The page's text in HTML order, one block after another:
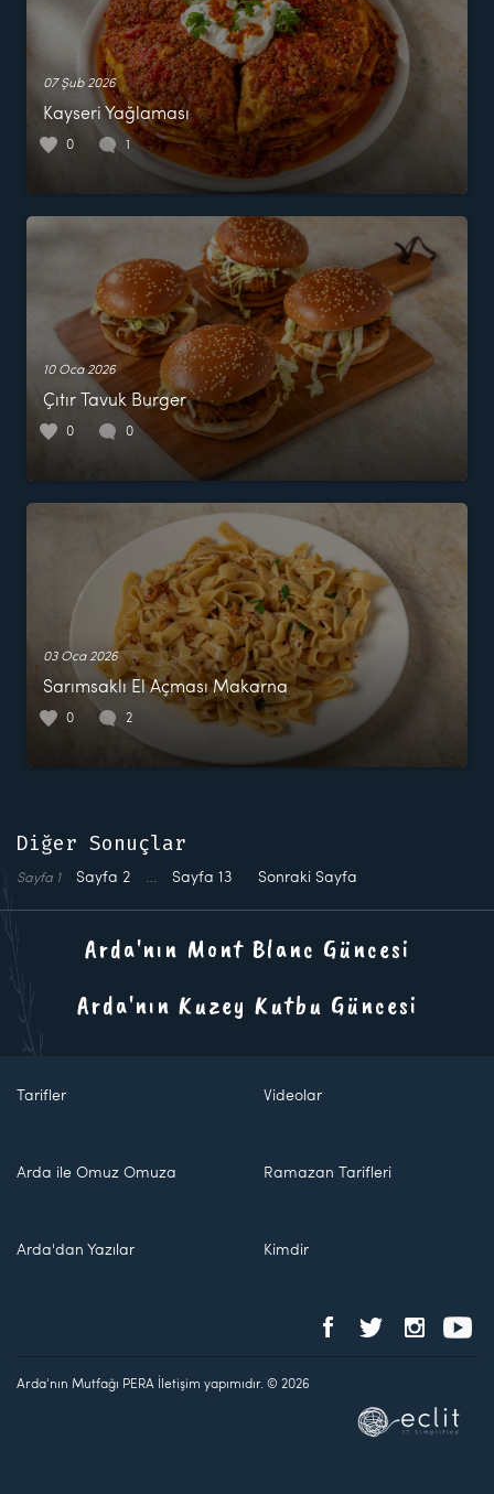
07 Şub 2026
Kayseri Yağlaması
0 1
10 Oca 2026
Çıtır Tavuk Burger
0 0
03 Oca 2026
Sarımsaklı El Açması Makarna
0 2
Diğer Sonuçlar
Sayfa 1 Sayfa 2 … Sayfa 13 Sonraki Sayfa
Arda'nın Mont Blanc Güncesi
Arda'nın Kuzey Kutbu Güncesi
Tarifler Videolar
Arda ile Omuz Omuza Ramazan Tarifleri
Arda'dan Yazılar Kimdir
Arda'nın Mutfağı PERA İletişim yapımıdır. © 2026